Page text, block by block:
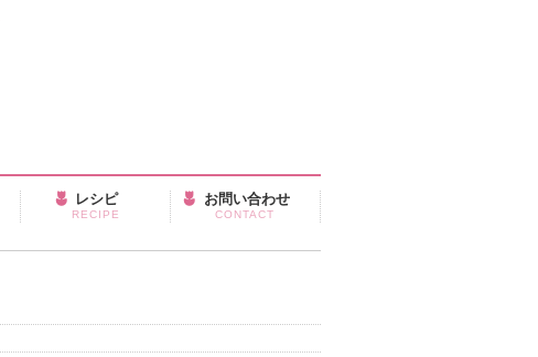
レシピ
RECIPE
お問い合わせ
CONTACT